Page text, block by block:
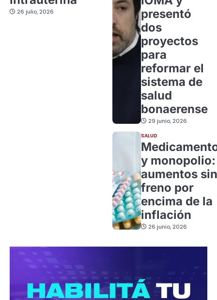
26 julio, 2026
presentó
dos
proyectos
para
reformar el
sistema de
salud
bonaerense
29 junio, 2026
SALUD
y monopolio:
aumentos sin
freno por
encima de la
inflación
26 junio, 2026